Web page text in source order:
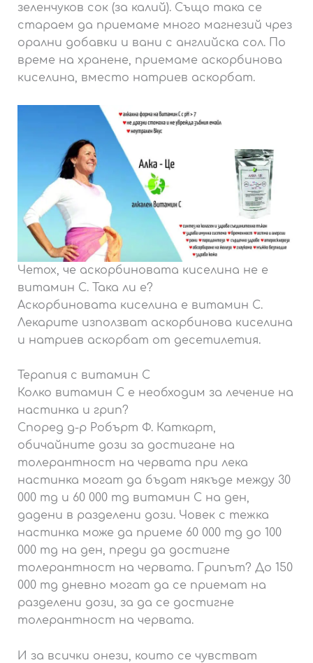
зеленчуков сок (за калий). Също така се
стараем да приемаме много магнезий чрез
орални добавки и вани с английска сол. По
време на хранене, приемаме аскорбинова
киселина, вместо натриев аскорбат.
Четох, че аскорбиновата киселина не е
витамин С. Така ли е?
Аскорбиновата киселина е витамин С.
Лекарите използват аскорбинова киселина
и натриев аскорбат от десетилетия.
Терапия с витамин С
Колко витамин С е необходим за лечение на
настинка и грип?
Според д-р Робърт Ф. Каткарт,
обичайните дози за достигане на
толерантност на червата при лека
настинка могат да бъдат някъде между 30
000 mg и 60 000 mg витамин С на ден,
дадени в разделени дози. Човек с тежка
настинка може да приеме 60 000 mg до 100
000 mg на ден, преди да достигне
толерантност на червата. Грипът? До 150
000 mg дневно могат да се приемат на
разделени дози, за да се достигне
толерантност на червата.
И за всички онези, които се чувстват